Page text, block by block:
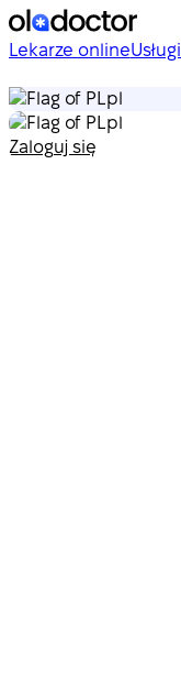
Lekarze onlineUsługi
pl
pl
Zaloguj się